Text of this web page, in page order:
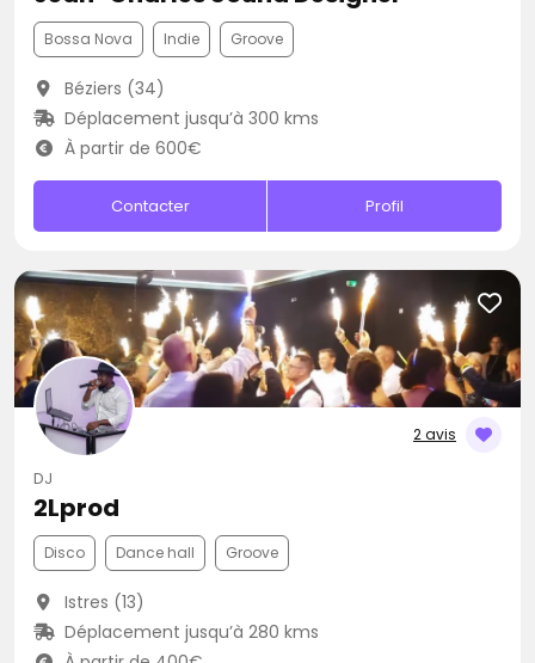
Bossa Nova Indie Groove
Béziers (34)
Déplacement jusqu’à 300 kms
À partir de 600€
Contacter Profil
2 avis
DJ
2Lprod
Disco Dance hall Groove
Istres (13)
Déplacement jusqu’à 280 kms